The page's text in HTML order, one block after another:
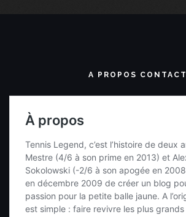
A PROPOS CONTACT